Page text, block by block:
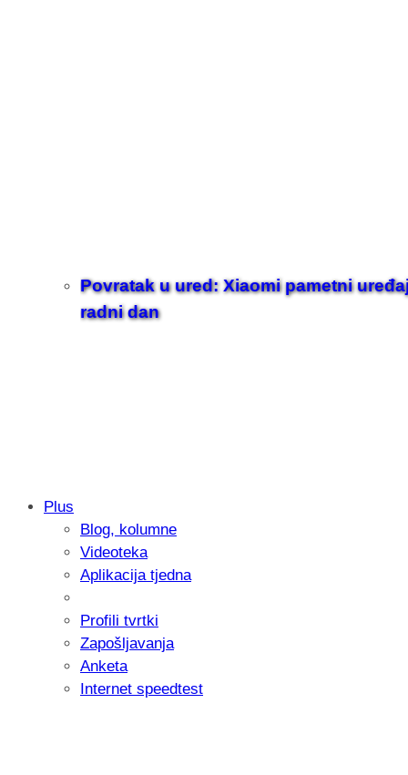
Povratak u ured: Xiaomi pametni
radni dan
Samsung otkrio kako je nastajala
donijelo tanje i izdržljivije preklopne
Plus
Blog, kolumne
Videoteka
Aplikacija tjedna
Profili tvrtki
Zapošljavanja
Anketa
Internet speedtest